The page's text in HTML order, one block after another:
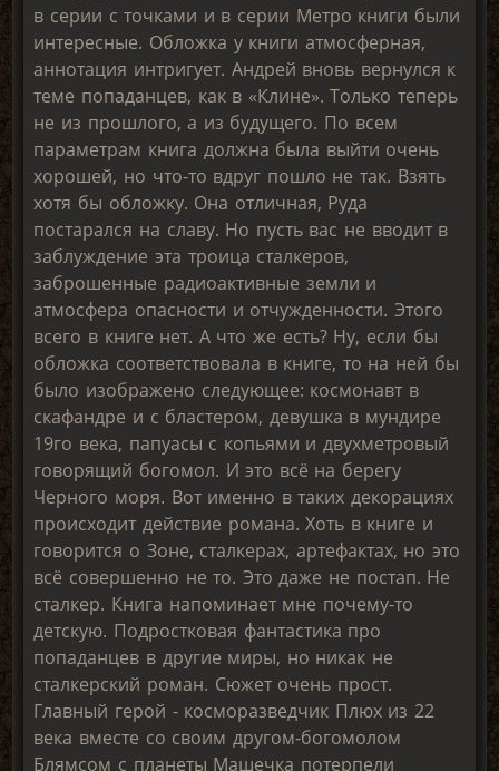
в серии с точками и в серии Метро книги были
интересные. Обложка у книги атмосферная,
аннотация интригует. Андрей вновь вернулся к
теме попаданцев, как в «Клине». Только теперь
не из прошлого, а из будущего. По всем
параметрам книга должна была выйти очень
хорошей, но что-то вдруг пошло не так. Взять
хотя бы обложку. Она отличная, Руда
постарался на славу. Но пусть вас не вводит в
заблуждение эта троица сталкеров,
заброшенные радиоактивные земли и
атмосфера опасности и отчужденности. Этого
всего в книге нет. А что же есть? Ну, если бы
обложка соответствовала в книге, то на ней бы
было изображено следующее: космонавт в
скафандре и с бластером, девушка в мундире
19го века, папуасы с копьями и двухметровый
говорящий богомол. И это всё на берегу
Черного моря. Вот именно в таких декорациях
происходит действие романа. Хоть в книге и
говорится о Зоне, сталкерах, артефактах, но это
всё совершенно не то. Это даже не постап. Не
сталкер. Книга напоминает мне почему-то
детскую. Подростковая фантастика про
попаданцев в другие миры, но никак не
сталкерский роман. Сюжет очень прост.
Главный герой - косморазведчик Плюх из 22
века вместе со своим другом-богомолом
Блямсом с планеты Машечка потерпели